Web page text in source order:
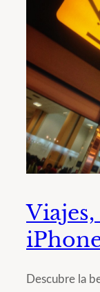
Descubre la